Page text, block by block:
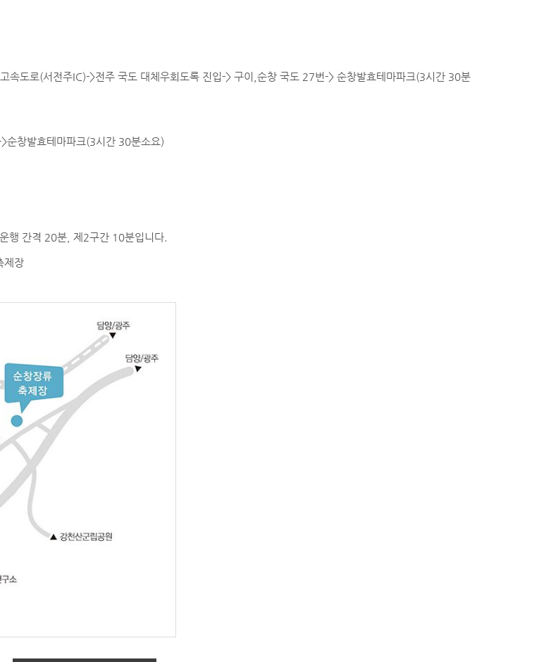
속도로(서전주IC)->전주 국도 대체우회도록 진입-> 구이,순창 국도 27번-> 순창발효테마파크(3시간 30분
순창발효테마파크(3시간 30분소요)
간격 20분, 제2구간 10분입니다.
제장